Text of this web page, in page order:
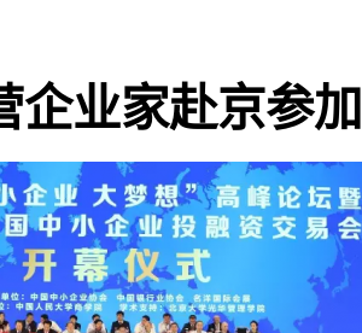
企业家赴京参